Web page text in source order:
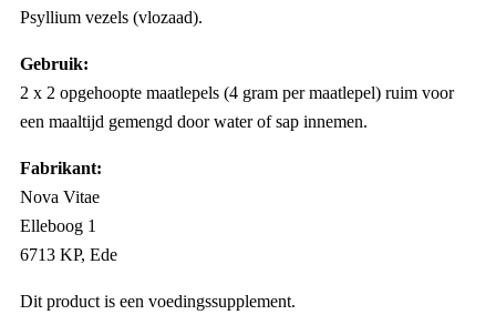
Psyllium vezels (vlozaad).
Gebruik:
2 x 2 opgehoopte maatlepels (4 gram per maatlepel) ruim voor
een maaltijd gemengd door water of sap innemen.
Fabrikant:
Nova Vitae
Elleboog 1
6713 KP, Ede
Dit product is een voedingssupplement.